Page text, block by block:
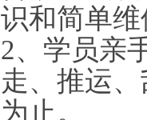
识和简单
2、学员亲
走、推运
为止。